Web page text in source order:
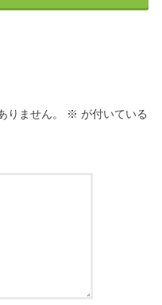
りません。 ※ が付いている